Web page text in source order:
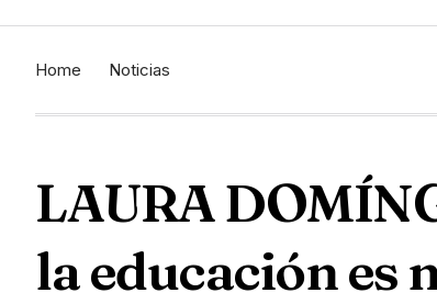
Home Noticias
LAURA
la educación es